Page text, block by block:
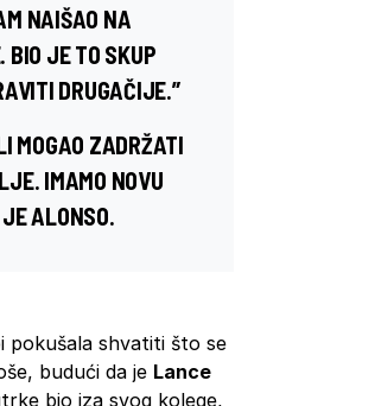
NAIŠAO NA
BIO JE TO SKUP
DRUGAČIJE.”
MOGAO ZADRŽATI
IMAMO NOVU
ALONSO.
pokušala shvatiti što se
budući da je Lance
bio iza svog kolege,